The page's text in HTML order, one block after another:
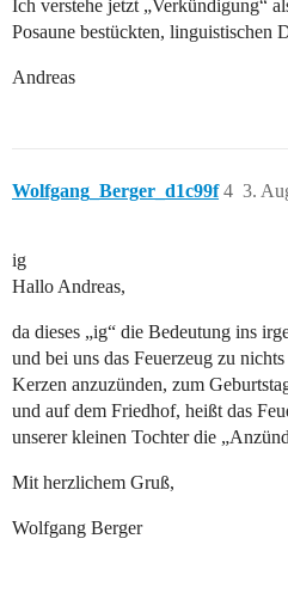
Ich verstehe jetzt „Verkündigung“
Posaune bestückten, linguistischen
Andreas
Wolfgang_Berger_d1c99f 3.
4
ig
Hallo Andreas,
da dieses „ig“ die Bedeutung ins
und bei uns das Feuerzeug zu
Kerzen anzuzünden, zum
und auf dem Friedhof, heißt das
unserer kleinen Tochter die
Mit herzlichem Gruß,
Wolfgang Berger